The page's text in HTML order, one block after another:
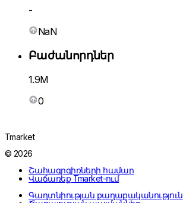
-
NaN
Բաժանորդներ
1.9M
0
Tmarket
© 2026
Շահագրգիռների համար
Վաճառեք Tmarket-ում
Գաղտնիության քաղաքականություն